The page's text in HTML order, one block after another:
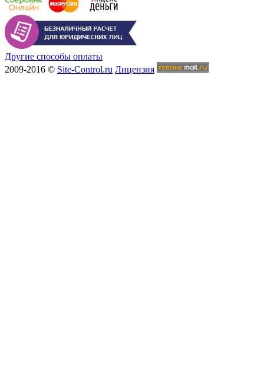
Другие способы оплаты
2009-2016 © Site-Control.ru Лицензия